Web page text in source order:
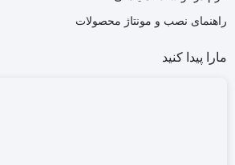
راهنمای نصب و مونتاژ محصولات
مارا پیدا کنید